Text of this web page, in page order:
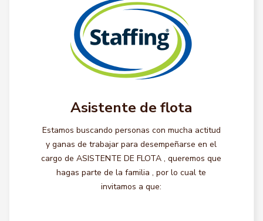
Asistente de flota
Estamos buscando personas con mucha actitud
y ganas de trabajar para desempeñarse en el
cargo de ASISTENTE DE FLOTA , queremos que
hagas parte de la familia , por lo cual te
invitamos a que: